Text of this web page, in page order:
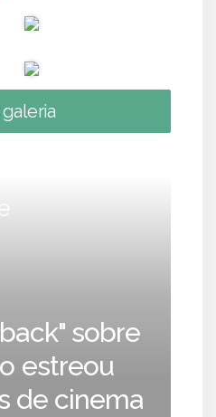
sobre
estreou
de cinema